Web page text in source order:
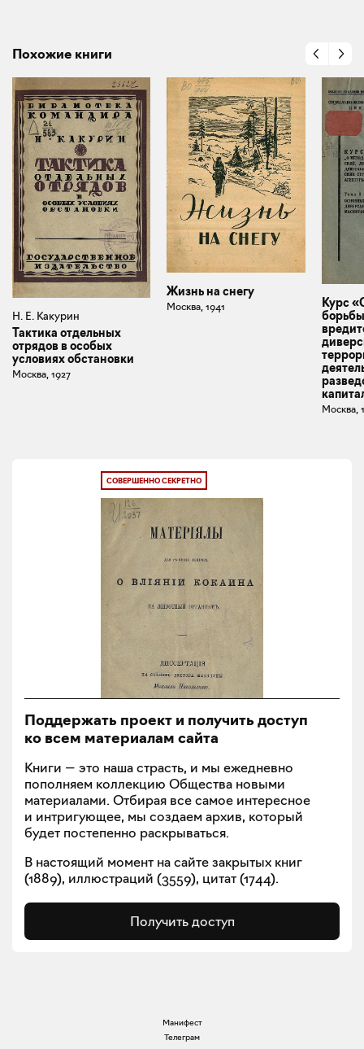
Похожие книги
Н. Е. Какурин
Тактика отдельных
отрядов в особых
условиях обстановки
Москва, 1927
Жизнь на снегу
Москва, 1941
Курс
Москва,
СОВЕРШЕННО СЕКРЕТНО
Поддержать проект и получить доступ
ко всем материалам сайта
Книги — это наша страсть, и мы ежедневно
пополняем коллекцию Общества новыми
материалами. Отбирая все самое интересное
и интригующее, мы создаем архив, который
будет постепенно раскрываться.
В настоящий момент на сайте закрытых книг
(1889), иллюстраций (3559), цитат (1744).
Получить доступ
Манифест
Телеграм